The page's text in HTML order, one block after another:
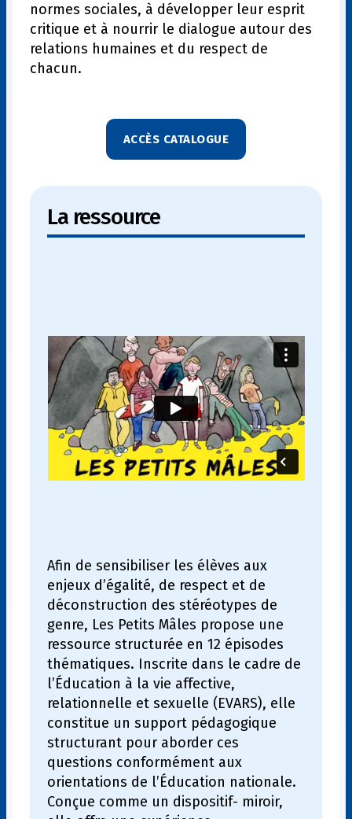
normes sociales, à développer leur esprit
critique et à nourrir le dialogue autour des
relations humaines et du respect de
chacun.
ACCÈS CATALOGUE
La ressource
Afin de sensibiliser les élèves aux
enjeux d’égalité, de respect et de
déconstruction des stéréotypes de
genre, Les Petits Mâles propose une
ressource structurée en 12 épisodes
thématiques. Inscrite dans le cadre de
l’Éducation à la vie affective,
relationnelle et sexuelle (EVARS), elle
constitue un support pédagogique
structurant pour aborder ces
questions conformément aux
orientations de l’Éducation nationale.
Conçue comme un dispositif- miroir,